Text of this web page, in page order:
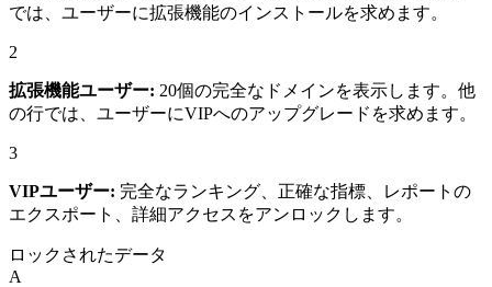
では、ユーザーに拡張機能のインストールを求めます。
2
拡張機能ユーザー: 20個の完全なドメインを表示します。他
の行では、ユーザーにVIPへのアップグレードを求めます。
3
VIPユーザー: 完全なランキング、正確な指標、レポートの
エクスポート、詳細アクセスをアンロックします。
ロックされたデータ
A